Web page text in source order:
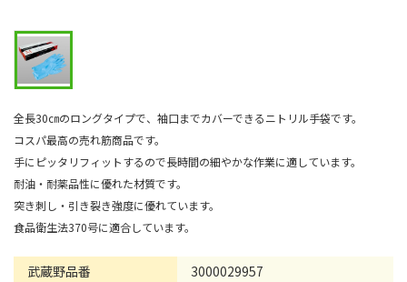
全長30㎝のロングタイプで、袖口までカバーできるニトリル手袋です。
コスパ最高の売れ筋商品です。
手にピッタリフィットするので長時間の細やかな作業に適しています。
耐油・耐薬品性に優れた材質です。
突き刺し・引き裂き強度に優れています。
食品衛生法370号に適合しています。
武蔵野品番
3000029957